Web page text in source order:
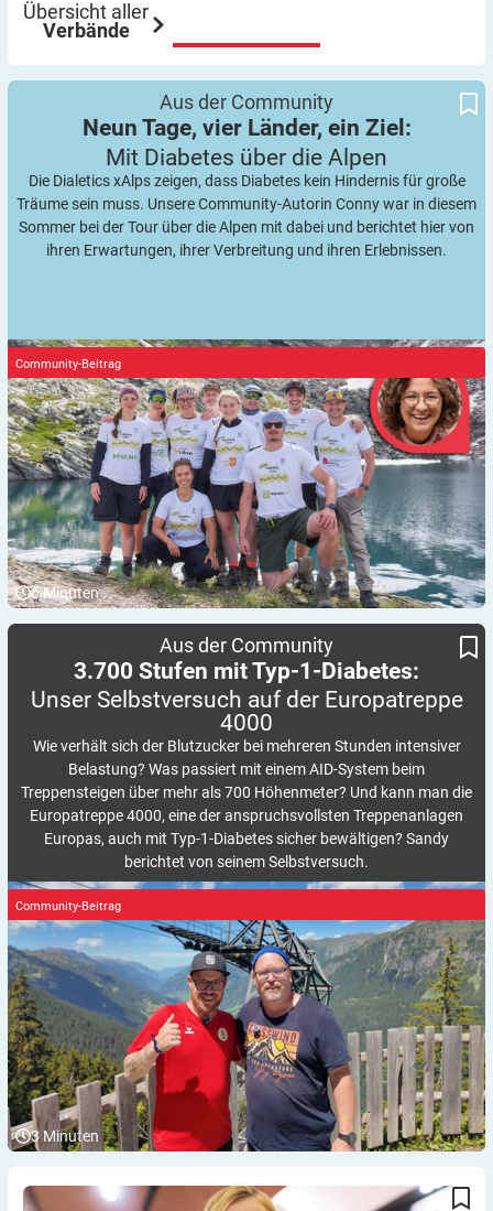
Aus der Community
Neun Tage, vier Länder, ein Ziel:
Mit Diabetes über die Alpen
Die Dialetics xAlps zeigen, dass Diabetes kein Hindernis für große
Träume sein muss. Unsere Community-Autorin Conny war in diesem
Sommer bei der Tour über die Alpen mit dabei und berichtet hier von
ihren Erwartungen, ihrer Verbreitung und ihren Erlebnissen.
6Minuten
Community-Beitrag
Aus der Community
3.700 Stufen mit Typ-1-Diabetes:
Unser Selbstversuch auf der Europatreppe
4000
Wie verhält sich der Blutzucker bei mehreren Stunden intensiver
Belastung? Was passiert mit einem AID-System beim
Treppensteigen über mehr als 700 Höhenmeter? Und kann man die
Europatreppe 4000, eine der anspruchsvollsten Treppenanlagen
Europas, auch mit Typ-1-Diabetes sicher bewältigen? Sandy
berichtet von seinem Selbstversuch.
3Minuten
Community-Beitrag
Übersicht aller
Verbände
Blutzuckerfreundlich kochen und genießen